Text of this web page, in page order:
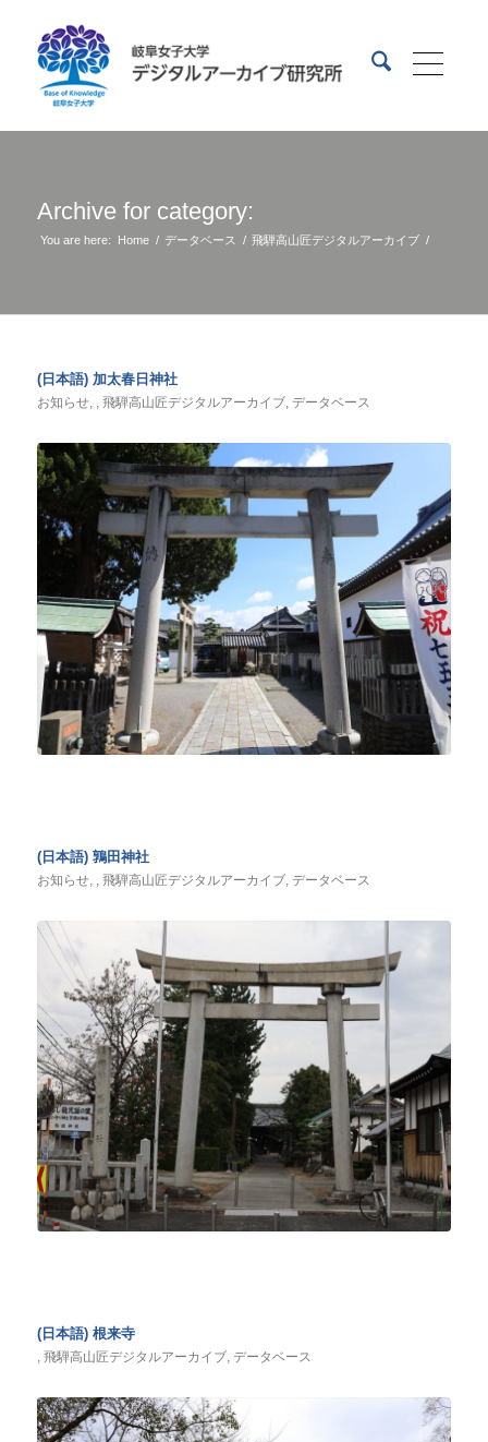
Archive for category:
You are here: Home / データベース / 飛騨高山匠デジタルアーカイブ /
(日本語) 加太春日神社
お知らせ, , 飛騨高山匠デジタルアーカイブ, データベース
(日本語) 鶉田神社
お知らせ, 飛騨高山匠デジタルアーカイブ, データベース
(日本語) 根来寺
, 飛騨高山匠デジタルアーカイブ, データベース